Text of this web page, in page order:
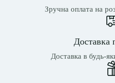
Зручна оплата на
Доставка
Доставка в будь-